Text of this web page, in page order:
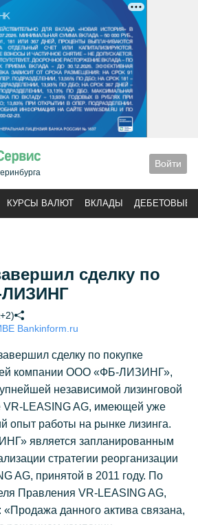
Войти
КУРСЫ ВАЛЮТ ВКЛАДЫ ДЕБЕТОВЫЕ
сделку по
ЛИЗИНГ
Bankinform.ru
сделку по покупке
компании ООО «ФБ-ЛИЗИНГ»,
независимой лизинговой
VR-LEASING AG, имеющей уже
опыт работы на рынке лизинга.
является запланированным
стратегии реорганизации
AG, принятой в 2011 году. По
Правления VR-LEASING AG,
данного актива связана,